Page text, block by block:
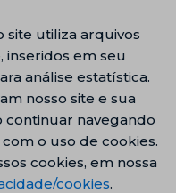
site utiliza arquivos
inseridos em seu
análise estatística.
nosso site e sua
continuar navegando
o uso de cookies.
cookies, em nossa
cookies.